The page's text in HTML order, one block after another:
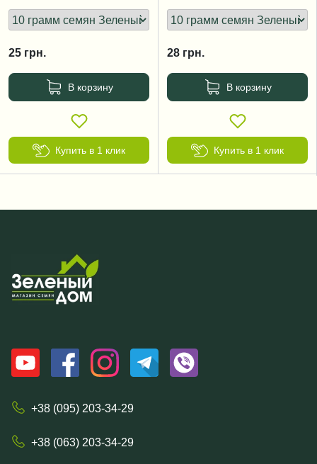
25 грн.
В корзину
Купить в 1 клик
28 грн.
В корзину
Купить в 1 клик
+38 (095) 203-34-29
+38 (063) 203-34-29